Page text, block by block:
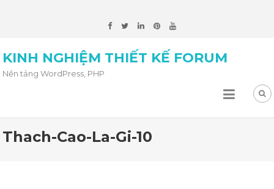
KINH NGHIỆM THIẾT KẾ FORUM
Nền tảng WordPress, PHP
Thach-Cao-La-Gi-10